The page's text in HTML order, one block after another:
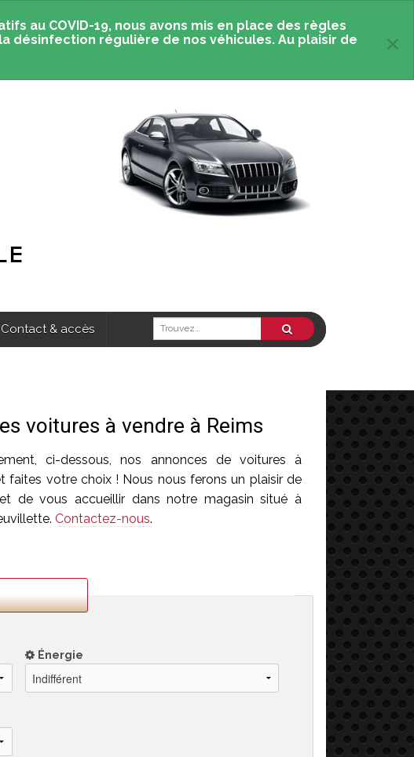
au COVID-19, nous avons mis en place des règles
désinfection régulière de nos véhicules. Au plaisir de
×
Contact & accès
voitures à vendre à Reims
ci-dessous, nos annonces de voitures à
faites votre choix ! Nous nous ferons un plaisir de
de vous accueillir dans notre magasin situé à
Contactez-nous.
Énergie